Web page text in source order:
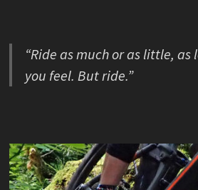
“Ride as much or as little, as
you feel. But ride.”